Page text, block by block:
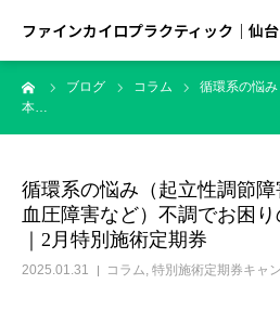
ファインカイロプラクティック｜仙
ブログ コラム
循環系の悩み
本…
循環系の悩み（起立性調節
血圧障害など）不調でお困
｜2月特別施術定期券
2025.01.31 コラム, 特別施術定期券キャ